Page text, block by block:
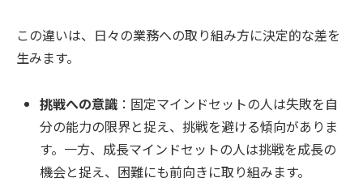
この違いは、日々の業務への取り組み方に決定的な差を
生みます。
挑戦への意識 ：固定マインドセットの人は失敗を自
分の能力の限界と捉え、挑戦を避ける傾向がありま
す。一方、成長マインドセットの人は挑戦を成長の
機会と捉え、困難にも前向きに取り組みます。